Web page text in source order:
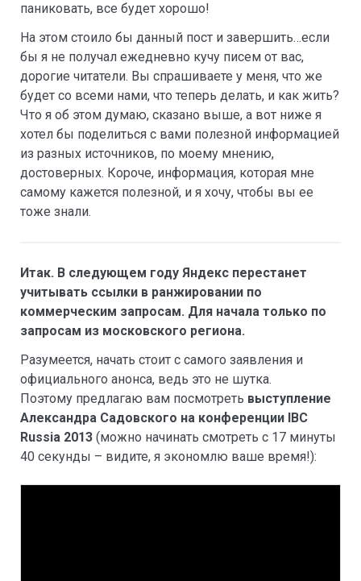
паниковать, все будет хорошо!
На этом стоило бы данный пост и завершить…если
бы я не получал ежедневно кучу писем от вас,
дорогие читатели. Вы спрашиваете у меня, что же
будет со всеми нами, что теперь делать, и как жить?
Что я об этом думаю, сказано выше, а вот ниже я
хотел бы поделиться с вами полезной информацией
из разных источников, по моему мнению,
достоверных. Короче, информация, которая мне
самому кажется полезной, и я хочу, чтобы вы ее
тоже знали.
Итак. В следующем году Яндекс перестанет
учитывать ссылки в ранжировании по
коммерческим запросам. Для начала только по
запросам из московского региона.
Разумеется, начать стоит с самого заявления и
официального анонса, ведь это не шутка.
Поэтому предлагаю вам посмотреть выступление
Александра Садовского на конференции IBC
Russia 2013 (можно начинать смотреть с 17 минуты
40 секунды – видите, я экономлю ваше время!):